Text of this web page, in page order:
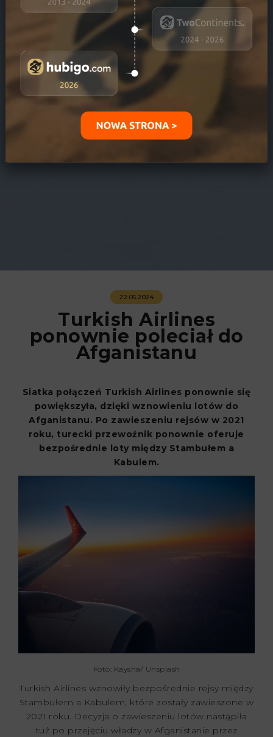
22.05.2024
Turkish Airlines
ponownie poleciał do
Afganistanu
Siatka połączeń Turkish Airlines ponownie się
powiększyła, dzięki wznowieniu lotów do
Afganistanu. Po zawieszeniu rejsów w 2021
roku, turecki przewoźnik ponownie oferuje
bezpośrednie loty między Stambułem a
Kabulem.
Foto: Kaysha/ Unsplash
Turkish Airlines wznowiły bezpośrednie rejsy między
Stambułem a Kabulem, które zostały zawieszone w
2021 roku. Decyzja o zawieszeniu lotów nastąpiła
tuż po przejęciu władzy w Afganistanie przez